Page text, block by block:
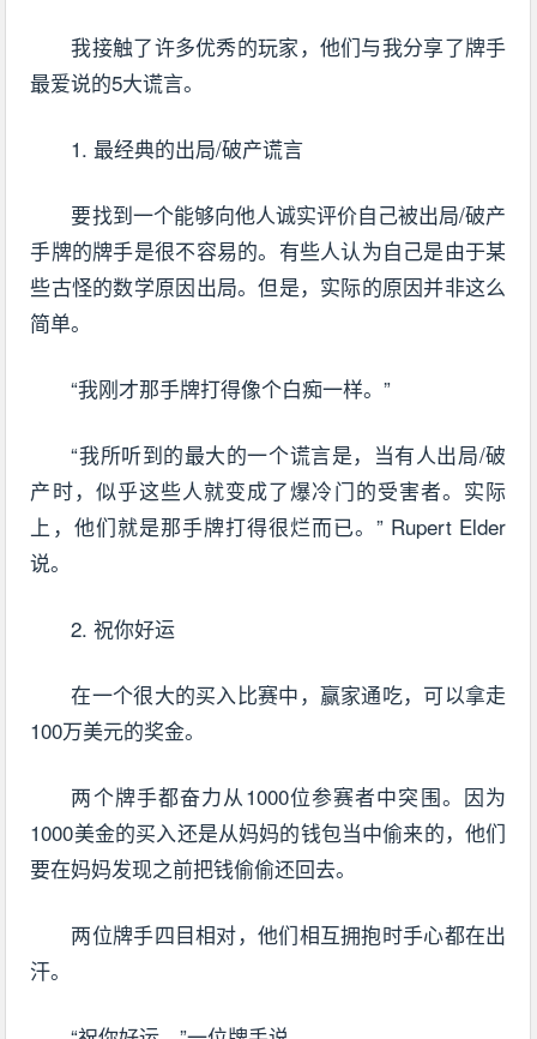
我接触了许多优秀的玩家，他们与我分享了牌手
最爱说的5大谎言。
1. 最经典的出局/破产谎言
要找到一个能够向他人诚实评价自己被出局/破产
手牌的牌手是很不容易的。有些人认为自己是由于某
些古怪的数学原因出局。但是，实际的原因并非这么
简单。
“我刚才那手牌打得像个白痴一样。”
“我所听到的最大的一个谎言是，当有人出局/破
产时，似乎这些人就变成了爆冷门的受害者。实际
上，他们就是那手牌打得很烂而已。” Rupert Elder
说。
2. 祝你好运
在一个很大的买入比赛中，赢家通吃，可以拿走
100万美元的奖金。
两个牌手都奋力从1000位参赛者中突围。因为
1000美金的买入还是从妈妈的钱包当中偷来的，他们
要在妈妈发现之前把钱偷偷还回去。
两位牌手四目相对，他们相互拥抱时手心都在出
汗。